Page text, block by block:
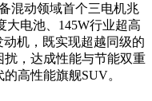
混动领域首个三电机兆
大电池、145W行业超高
机，既实现超越同级的
，达成性能与节能双重
高性能旗舰SUV。